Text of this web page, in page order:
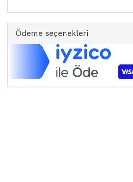
Ödeme seçenekleri